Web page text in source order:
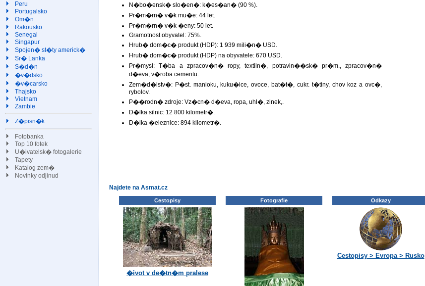
Peru
Portugalsko
Om�n
Rakousko
Senegal
Singapur
Spojen� st�ty americk�
Sr� Lanka
S�d�n
�v�dsko
�v�carsko
Thajsko
Vietnam
Zambie
Z�pisn�k
Fotobanka
Top 10 fotek
U�ivatelsk� fotogalerie
Tapety
Katalog zem�
Novinky odjinud
N�bo�ensk� slo�en�: k�es�an� (90 %).
Pr�m�rn� v�k mu�e: 44 let.
Pr�m�rn� v�k �eny: 50 let.
Gramotnost obyvatel: 75%.
Hrub� dom�c� produkt (HDP): 1 939 mili�n� USD.
Hrub� dom�c� produkt (HDP) na obyvatele: 670 USD.
Pr�mysl: T�ba a zpracov�n� ropy, textiln�, potravin��sk� pr�m., zpracov�n�
d�eva, v�roba cementu.
Zem�d�lstv�: P�st. manioku, kuku�ice, ovoce, bat�t�, cukr. t�tiny, chov koz a ovc�,
rybolov.
P��rodn� zdroje: Vz�cn� d�eva, ropa, uhl�, zinek,.
D�lka silnic: 12 800 kilometr�.
D�lka �eleznice: 894 kilometr�.
Najdete na Asmat.cz
Cestopisy
�ivot v de�tn�m pralese
Fotografie Odkazy
Cestopisy > Evropa > Rusko